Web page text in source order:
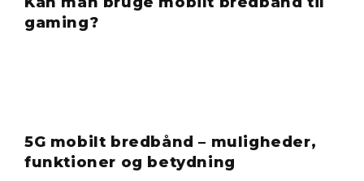
gaming?
5G mobilt bredbånd – muligheder,
funktioner og betydning